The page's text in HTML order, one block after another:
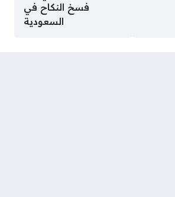
فسخ النكاح في
السعودية